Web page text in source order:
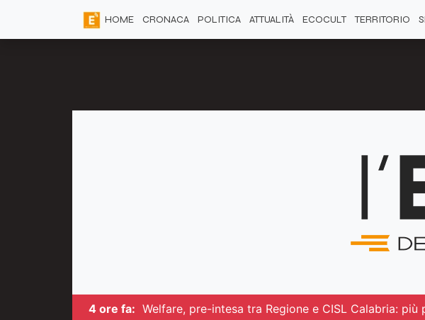
HOME CRONACA POLITICA ATTUALITÀ ECOCULT TERRITORIO
4 ore fa: Welfare, pre-intesa tra Regione e CISL Calabria: